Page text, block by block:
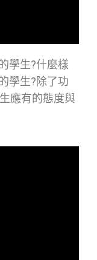
學生?什麼樣
學生?除了功
應有的態度與